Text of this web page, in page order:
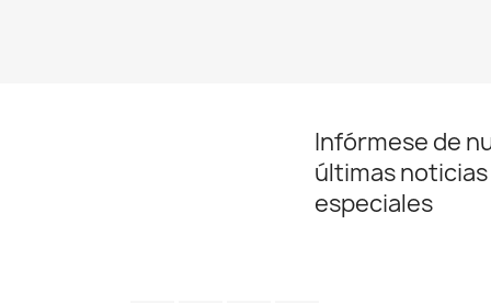
Infórmese de
últimas
especiales